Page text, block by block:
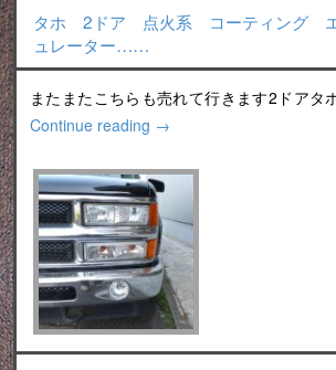
タホ 2ドア 点火系 コーティング
ュレーター……
またまたこちらも売れて行きます2ドア
Continue reading →